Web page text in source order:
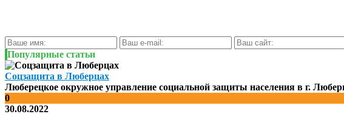
Популярные статьи
Соцзащита в Люберцах
Люберецкое окружное управление социальной защиты населения в г.
0
30.08.2022